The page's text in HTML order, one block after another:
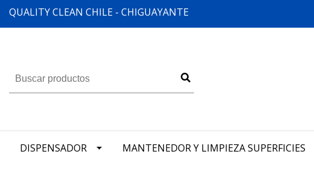
QUALITY CLEAN CHILE - CHIGUAYANTE
DISPENSADOR MANTENEDOR Y LIMPIEZA SUPERFICIES